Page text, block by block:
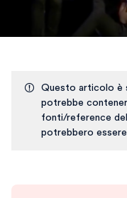
Questo articolo è
potrebbe
fonti/reference
potrebbero